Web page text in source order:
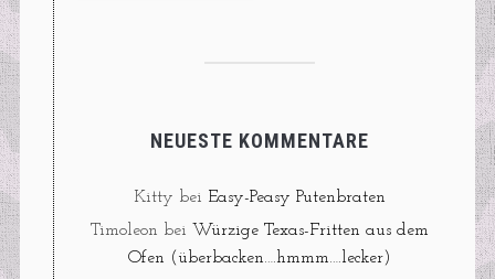
NEUESTE KOMMENTARE
Kitty bei Easy-Peasy Putenbraten
Timoleon bei Würzige Texas-Fritten aus dem
Ofen (überbacken….hmmm….lecker)